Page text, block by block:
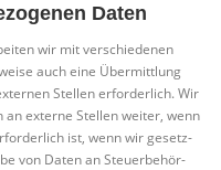
Daten
wir mit ver­schie­de­nen
auch eine Über­mitt­lung
Stel­len erfor­der­lich. Wir
exter­ne Stel­len wei­ter, wenn
ist, wenn wir gesetz­
von Daten an Steu­er­be­hör­